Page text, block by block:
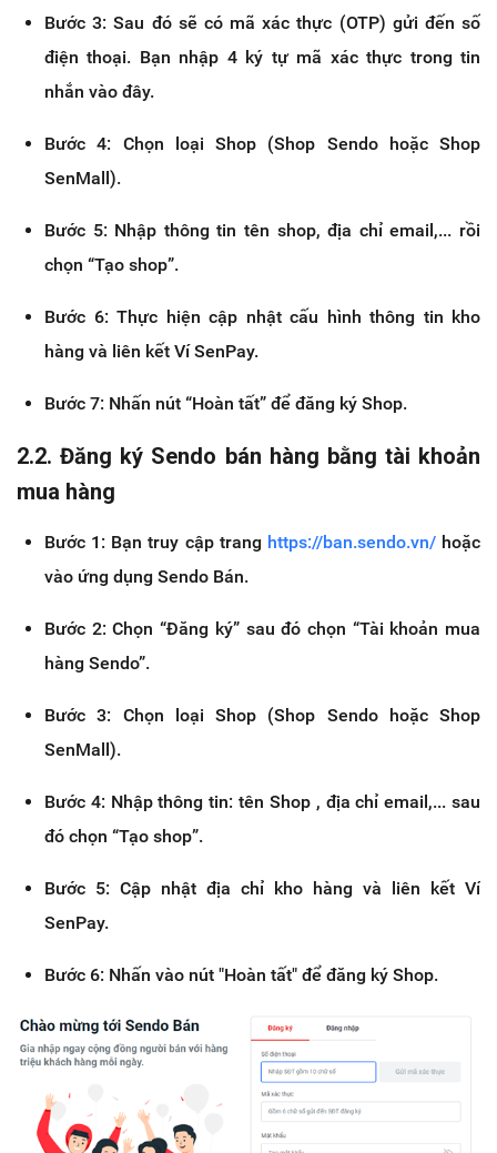
Bước 3: Sau đó sẽ có mã xác thực (OTP) gửi đến số
điện thoại. Bạn nhập 4 ký tự mã xác thực trong tin
nhắn vào đây.
Bước 4: Chọn loại Shop (Shop Sendo hoặc Shop
SenMall).
Bước 5: Nhập thông tin tên shop, địa chỉ email,... rồi
chọn “Tạo shop”.
Bước 6: Thực hiện cập nhật cấu hình thông tin kho
hàng và liên kết Ví SenPay.
Bước 7: Nhấn nút “Hoàn tất” để đăng ký Shop.
2.2. Đăng ký Sendo bán hàng bằng tài khoản
mua hàng
Bước 1: Bạn truy cập trang https://ban.sendo.vn/hoặc
vào ứng dụng Sendo Bán.
Bước 2: Chọn “Đăng ký” sau đó chọn “Tài khoản mua
hàng Sendo”.
Bước 3: Chọn loại Shop (Shop Sendo hoặc Shop
SenMall).
Bước 4: Nhập thông tin: tên Shop , địa chỉ email,... sau
đó chọn “Tạo shop”.
Bước 5: Cập nhật địa chỉ kho hàng và liên kết Ví
SenPay.
Bước 6: Nhấn vào nút "Hoàn tất" để đăng ký Shop.